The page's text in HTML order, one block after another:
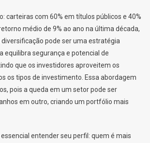
carteiras com 60% em títulos públicos e 40%
médio de 9% ao ano na última década,
pode ser uma estratégia
equilibra segurança e potencial de
que os investidores aproveitem os
os tipos de investimento. Essa abordagem
pois a queda em um setor pode ser
em outro, criando um portfólio mais
entender seu perfil: quem é mais